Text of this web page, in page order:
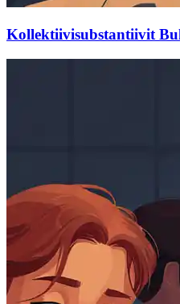
Kollektiivisubstantiivit